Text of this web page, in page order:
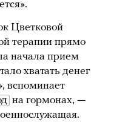
Цветковой
терапии прямо
начала прием
хватать денег
вспоминает
на гормонах, —